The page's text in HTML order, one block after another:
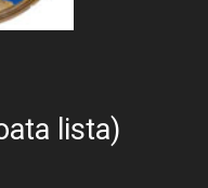
lista)